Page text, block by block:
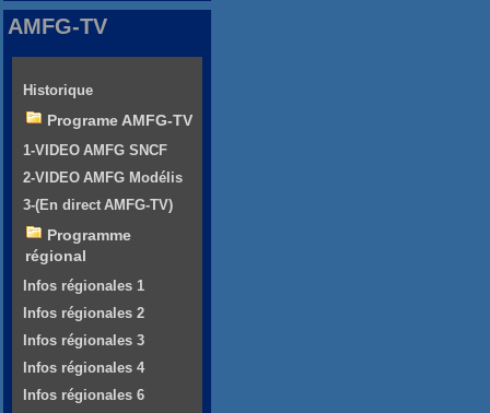
AMFG-TV
Historique
Programe AMFG-TV
1-VIDEO AMFG SNCF
2-VIDEO AMFG Modélis
3-(En direct AMFG-TV)
Programme
régional
Infos régionales 1
Infos régionales 2
Infos régionales 3
Infos régionales 4
Infos régionales 6